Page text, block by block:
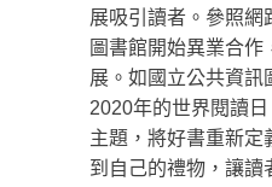
展吸引讀者。參照網
圖書館開始異業合作
展。如國立公共資訊
2020年的世界閱讀日
主題，將好書重新定
到自己的禮物，讓讀